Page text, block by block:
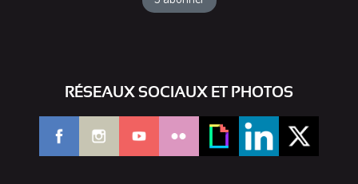
RÉSEAUX SOCIAUX ET PHOTOS